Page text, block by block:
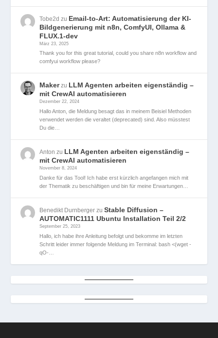
Tobe2d zu Email-to-Art: Automatisierung der KI-
Bildgenerierung mit n8n, ComfyUI, Ollama &
FLUX.1-dev
März 23, 2025
Thank you for this great tutorial, could you share n8n workflow and
comfyui workflow please?
Makerzu LLM Agenten arbeiten eigenständig –
mit CrewAI automatisieren
Dezember 22, 2024
Hallo Anton, die Meldung besagt das in meinem Beisiel Methoden
verwendet werden die veraltet (deprecated) sind. Also müsstest
Du die…
Anton zu LLM Agenten arbeiten eigenständig –
mit CrewAI automatisieren
November 8, 2024
Danke für das Tool! Ich habe erst kürzlich angefangen mich mit
der Thematik zu beschäftigen und bin für meine Erwartungen…
Benedikt Durnberger zuStable Diffusion –
AUTOMATIC1111 Ubuntu Installation Teil 2/2
September 25, 2023
Hallo, ich habe ihre Anleitung befolgt und bekomme im letzten
Schritt leider immer folgende Meldung im Terminal: bash <(wget -
qO-…